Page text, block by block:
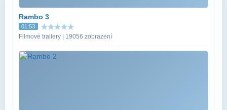
Rambo 3
01:53
Filmové trailery | 19056 zobrazení